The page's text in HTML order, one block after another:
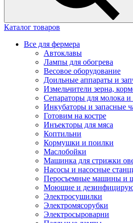
Каталог товаров
Все для фермера
Автоклавы
Лампы для обогрева
Весовое оборудование
Доильные аппараты и
Измельчители зерна,
Сепараторы для молока и
Инкубаторы и запасные
Готовим на костре
Инъекторы для мяса
Коптильни
Кормушки и поилки
Маслобойки
Машинка для стрижки
Насосы и насосные
Перосъемные машины и
Моющие и
Электросушилки
Электромясорубки
Электросыроварни